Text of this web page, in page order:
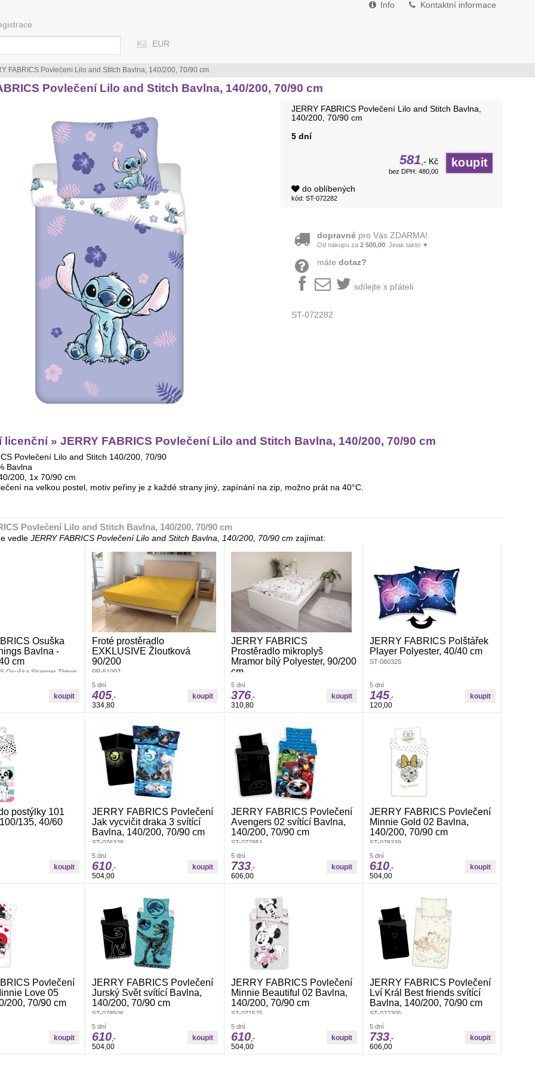
Povlečení Lilo and Stitch Bavlna, 140/200, 70/90 cm
JERRY FABRICS Povlečení Lilo and Stitch Bavlna,
140/200, 70/90 cm
5 dní
581,- Kč
bez DPH: 480,00
do oblíbených
kód: ST-072282
dopravné pro Vás ZDARMA!
Od nákupu za2 500,00 . Jinak takto ▼
mátedotaz?
sdílejte s přáteli
ST-072282
licenční » JERRY FABRICS Povlečení Lilo and Stitch Bavlna, 140/200, 70/90 cm
Povlečení Lilo and Stitch 140/200, 70/90
Bavlna
200, 1x 70/90 cm
na velkou postel, motiv peřiny je z každé strany jiný, zapínání na zip, možno prát na 40°C.
Povlečení Lilo and Stitch Bavlna, 140/200, 70/90 cm
vedle JERRY FABRICS Povlečení Lilo and Stitch Bavlna, 140/200, 70/90 cm zajímat:
Osuška
Bavlna -
cm
Osuška Stranger Things
70/140 cmDětská osuška
vyrobena ze 100%
praní na 40°C
Froté prostěradlo
EXKLUSIVE Žloutková
90/200
PP-51007
5 dní
405,-
334,80
JERRY FABRICS
Prostěradlo mikroplyš
Mramor bílý Polyester, 90/200
cm
JERRY FABRICS Prostěradlo mikroplyš
Mramor bílý 90/200Prostěradlo mikroplyš je
velmi příjemné na dotek, měkké a hebké.
Prostěradlo mikroplyš je hřejivé, prodyšné,
má výborné termoregulační schopnosti
5 dní
376,-
310,80
JERRY FABRICS Polštářek
Player Polyester, 40/40 cm
ST-080325
5 dní
145,-
120,00
postýlky 101
135, 40/60
JERRY FABRICS Povlečení
Jak vycvičit draka 3 svítící
Bavlna, 140/200, 70/90 cm
ST-076328
5 dní
610 ,-
504,00
JERRY FABRICS Povlečení
Avengers 02 svítící Bavlna,
140/200, 70/90 cm
ST-077851
5 dní
733,-
606,00
JERRY FABRICS Povlečení
Minnie Gold 02 Bavlna,
140/200, 70/90 cm
ST-078339
5 dní
610 ,-
504,00
Povlečení
Love 05
200, 70/90 cm
JERRY FABRICS Povlečení
Jurský Svět svítící Bavlna,
140/200, 70/90 cm
ST-078506
5 dní
610 ,-
504,00
JERRY FABRICS Povlečení
Minnie Beautiful 02 Bavlna,
140/200, 70/90 cm
ST-071575
5 dní
610,-
504,00
JERRY FABRICS Povlečení
Lví Král Best friends svítící
Bavlna, 140/200, 70/90 cm
ST-072305
5 dní
733 ,-
606,00
Info Kontaktní informace
FABRICS Povlečení Lilo and Stitch Bavlna, 140/200, 70/90 cm
Kč EUR